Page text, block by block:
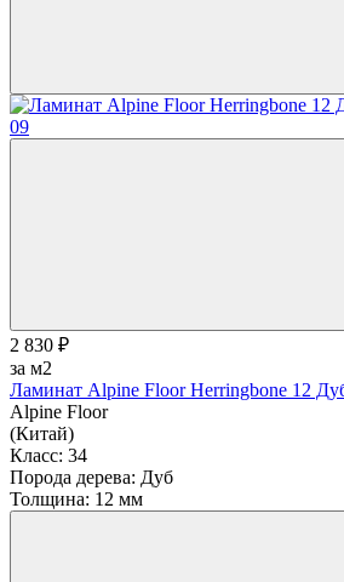
2 830 ₽
за м2
Ламинат Alpine Floor Herringbone 12
Alpine Floor
(Китай)
Класс: 34
Порода дерева: Дуб
Толщина: 12 мм